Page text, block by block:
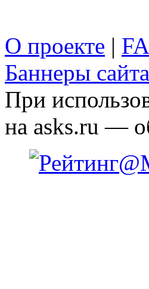
О проекте |
Баннеры сайта
При
на asks.ru —